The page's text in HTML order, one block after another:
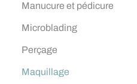
Manucure et pédicure
Microblading
Perçage
Maquillage